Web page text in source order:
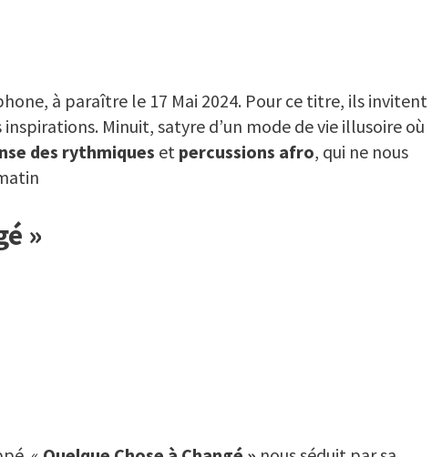
à paraître le 17 Mai 2024. Pour ce titre, ils invitent
Minuit, satyre d’un mode de vie illusoire où
des rythmiques et percussions afro, qui ne nous
»